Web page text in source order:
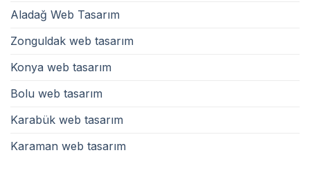
Aladağ Web Tasarım
Zonguldak web tasarım
Konya web tasarım
Bolu web tasarım
Karabük web tasarım
Karaman web tasarım